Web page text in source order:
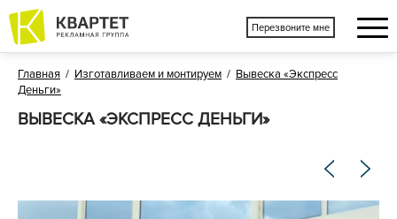
Перезвоните мне
Главная / Изготавливаем и монтируем / Вывеска «Экспресс
Деньги»
ВЫВЕСКА «ЭКСПРЕСС ДЕНЬГИ»